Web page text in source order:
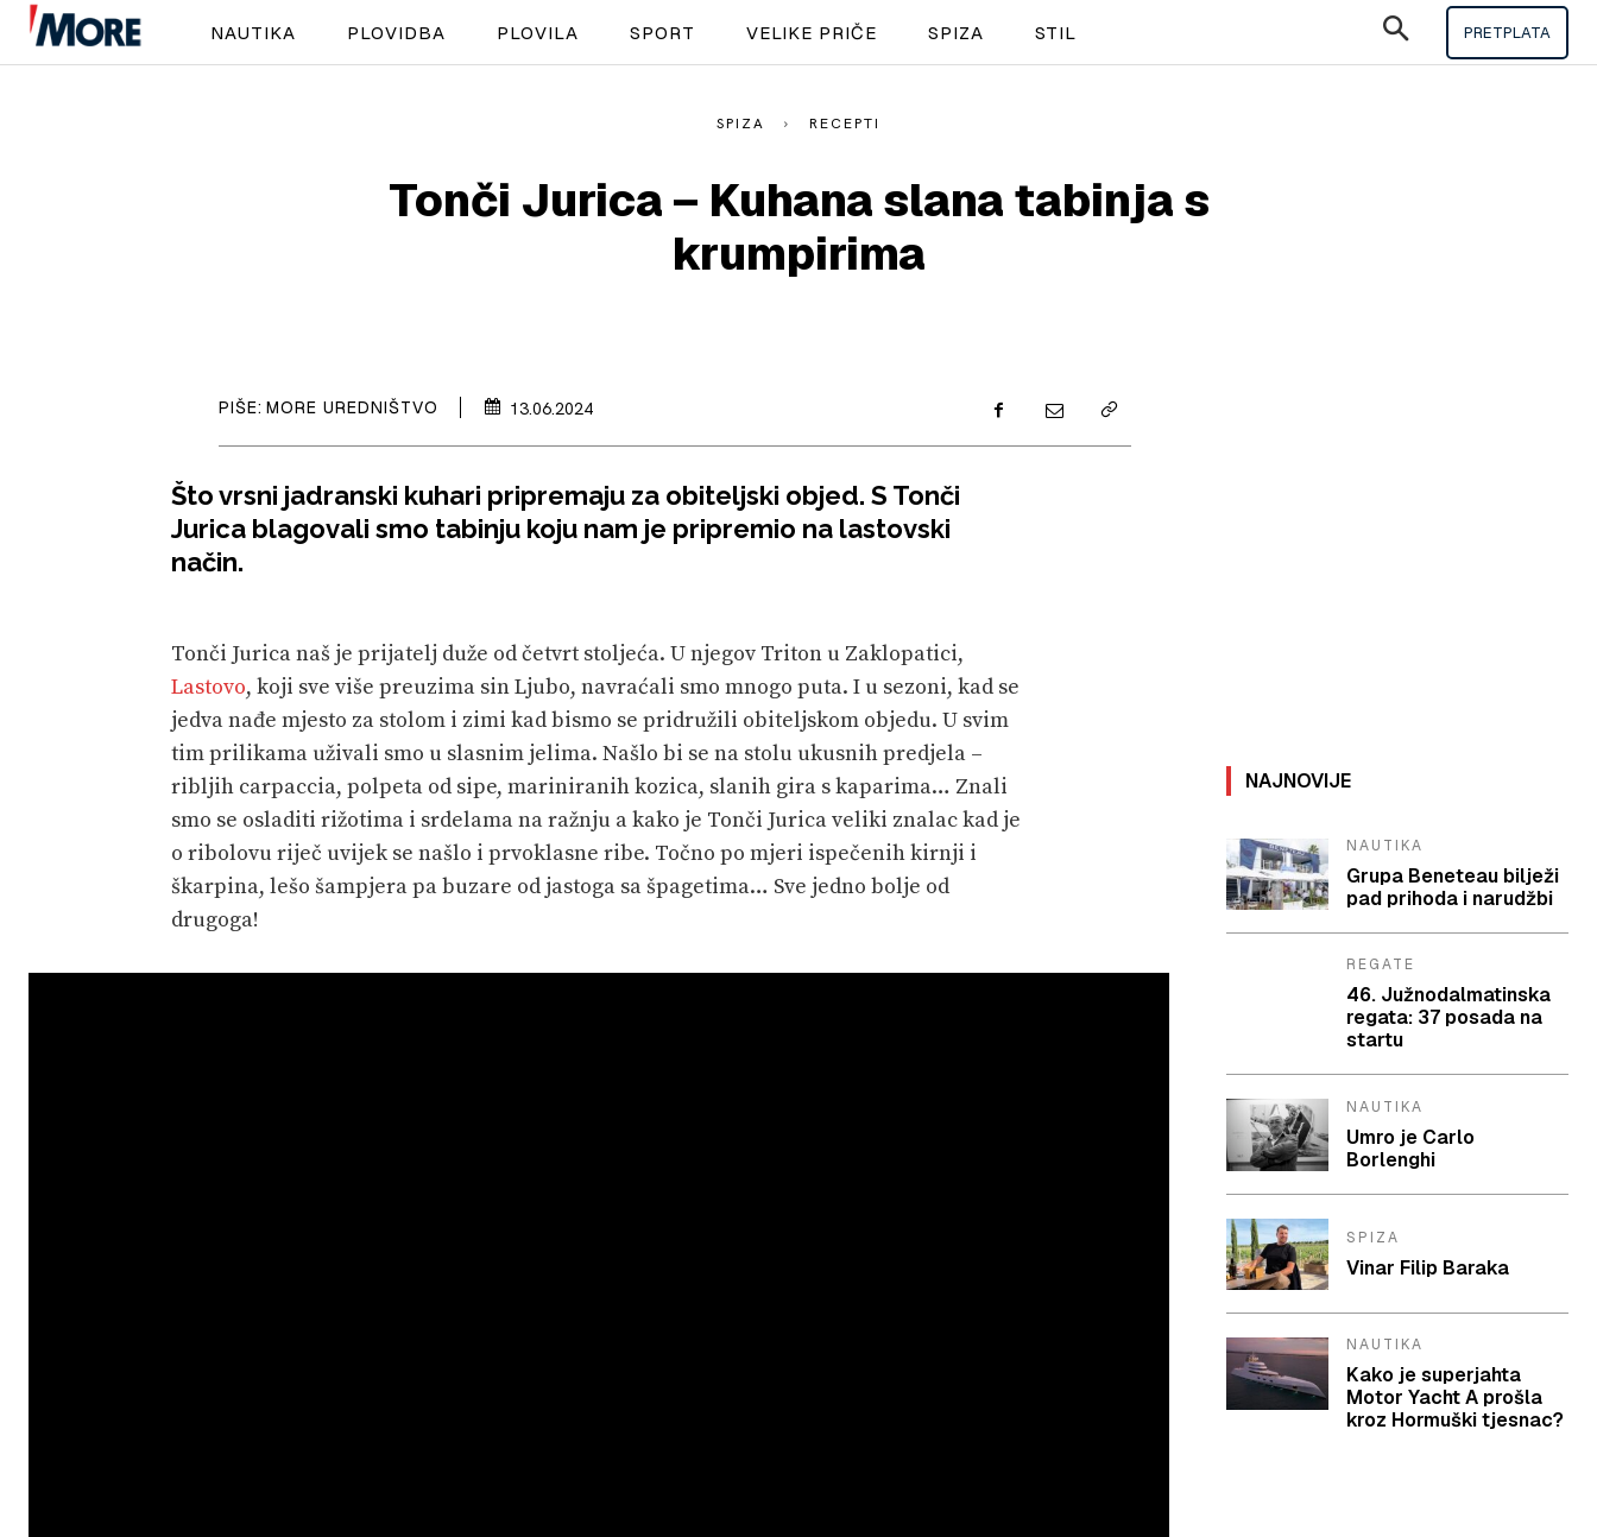
SPORT
PLOVILA
VELIKE PRIČE
SHOP
NAUTIKA PLOVIDBA PLOVILA SPORT VELIKE PRIČE SPIZA STIL PRETPLATA
SPIZA RECEPTI
Tonči Jurica – Kuhana slana tabinja s
krumpirima
PIŠE: MORE UREDNIŠTVO 13.06.2024
Što vrsni jadranski kuhari pripremaju za obiteljski objed. S Tonči
Jurica blagovali smo tabinju koju nam je pripremio na lastovski
način.
Tonči Jurica naš je prijatelj duže od četvrt stoljeća. U njegov Triton u Zaklopatici,
Lastovo, koji sve više preuzima sin Ljubo, navraćali smo mnogo puta. I u sezoni, kad se
jedva nađe mjesto za stolom i zimi kad bismo se pridružili obiteljskom objedu. U svim
tim prilikama uživali smo u slasnim jelima. Našlo bi se na stolu ukusnih predjela –
ribljih carpaccia, polpeta od sipe, mariniranih kozica, slanih gira s kaparima… Znali
smo se osladiti rižotima i srdelama na ražnju a kako je Tonči Jurica veliki znalac kad je
o ribolovu riječ uvijek se našlo i prvoklasne ribe. Točno po mjeri ispečenih kirnji i
škarpina, lešo šampjera pa buzare od jastoga sa špagetima… Sve jedno bolje od
drugoga!
NAJNOVIJE
NAUTIKA
Grupa Beneteau bilježi
pad prihoda i narudžbi
REGATE
46. Južnodalmatinska
regata: 37 posada na
startu
NAUTIKA
Umro je Carlo
Borlenghi
SPIZA
Vinar Filip Baraka
NAUTIKA
Kako je superjahta
Motor Yacht A prošla
kroz Hormuški tjesnac?